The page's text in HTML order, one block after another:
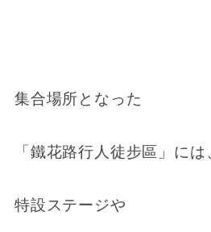
集合場所となった
「鐵花路行人徒步區」には
特設ステージや